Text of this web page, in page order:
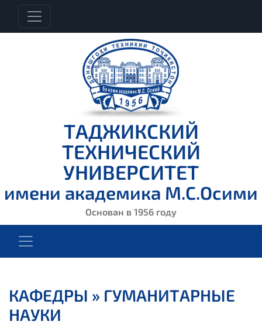
ТАДЖИКСКИЙ
ТЕХНИЧЕСКИЙ
УНИВЕРСИТЕТ
имени академика М.С.Осими
Основан в 1956 году
КАФЕДРЫ » ГУМАНИТАРНЫЕ
НАУКИ